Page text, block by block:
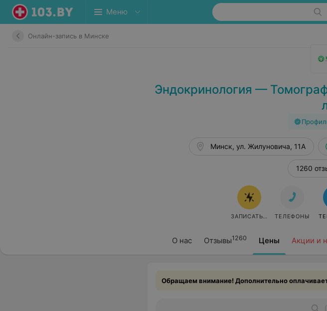
Меню
Онлайн-запись в Минске
Эндокринология —
О нас Отзывы1260 Цены Акции и
Минск, ул. Жилуновича, 11А
1260
ЗАПИСАТЬСЯ ОНЛАЙН
ТЕЛЕФОНЫ
Обращаем внимание! Дополнительно